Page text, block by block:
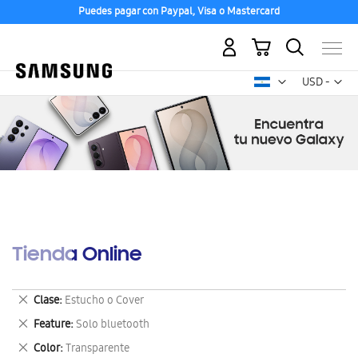
Puedes pagar con Paypal, Visa o Mastercard
USD -
dólar
Mi carrito
Tienda Online
Clase Estucho o Cover
Eliminar
este
artículo
Feature Solo bluetooth
Eliminar
este
Color Transparente
Eliminar